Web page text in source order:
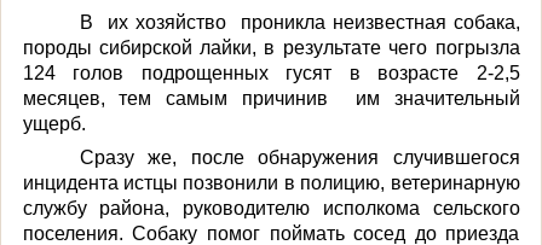
В
их хозяйство
проникла неизвестная собака,
породы сибирской лайки, в результате чего погрызла
124 голов подрощенных гусят в возрасте 2-2,5
месяцев, тем самым причинив
им значительный
ущерб.
Сразу же, после обнаружения случившегося
инцидента истцы позвонили в полицию, ветеринарную
службу района, руководителю исполкома сельского
поселения. Собаку помог поймать сосед до приезда